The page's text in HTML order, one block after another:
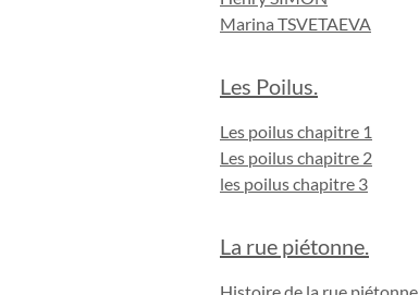
Marina TSVETAEVA
Les Poilus.
Les poilus chapitre 1
Les poilus chapitre 2
les poilus chapitre 3
La rue piétonne.